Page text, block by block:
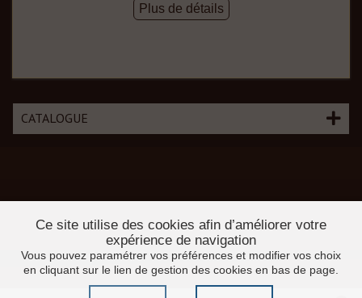
Plus de détails
CATALOGUE
Ce site utilise des cookies afin d’améliorer votre
expérience de navigation
Vous pouvez paramétrer vos préférences et modifier vos choix
en cliquant sur le lien de gestion des cookies en bas de page.